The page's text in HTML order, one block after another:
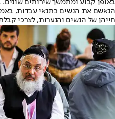
באופן קבוע ומתמשך שירותים
הנאשם את הנשים בתנאי עבדות,
חייהן של הנשים והנערות, לצרכי